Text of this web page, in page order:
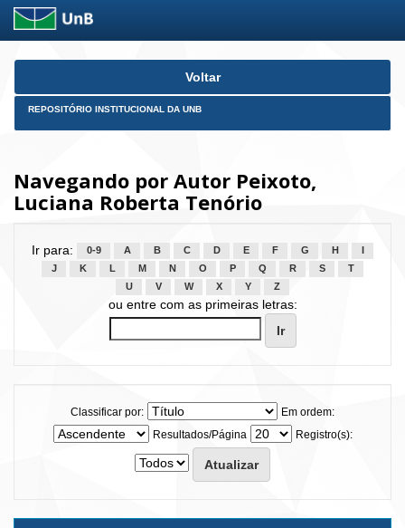
Skip
Voltar
REPOSITÓRIO INSTITUCIONAL DA UNB
Navegando por Autor Peixoto,
Luciana Roberta Tenório
Ir para: 0-9 A B C D E F G H
J
K L M N O P Q R S
T
U
V W X Y Z
ou entre com as primeiras letras:
Classificar por:
Em ordem:
Resultados/Página
Registro(s):